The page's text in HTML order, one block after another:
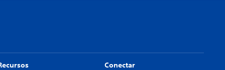
Conectar